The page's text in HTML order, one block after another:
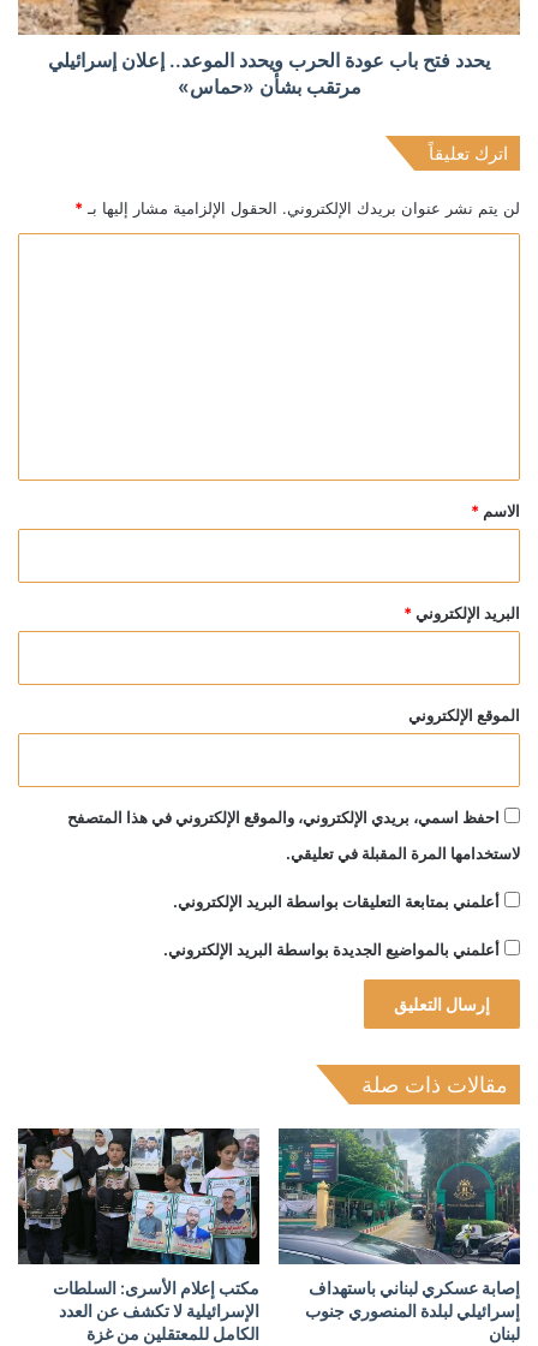
يحدد فتح باب عودة الحرب ويحدد الموعد.. إعلان إسرائيلي
مرتقب بشأن «حماس»
اترك تعليقاً
لن يتم نشر عنوان بريدك الإلكتروني. الحقول الإلزامية مشار إليها بـ *
*
الاسم *
البريد الإلكتروني *
الموقع الإلكتروني
احفظ اسمي، بريدي الإلكتروني، والموقع الإلكتروني في هذا المتصفح
لاستخدامها المرة المقبلة في تعليقي.
أعلمني بمتابعة التعليقات بواسطة البريد الإلكتروني.
أعلمني بالمواضيع الجديدة بواسطة البريد الإلكتروني.
مقالات ذات صلة
إصابة عسكري لبناني باستهداف
إسرائيلي لبلدة المنصوري جنوب
لبنان
مكتب إعلام الأسرى: السلطات
الإسرائيلية لا تكشف عن العدد
الكامل للمعتقلين من غزة